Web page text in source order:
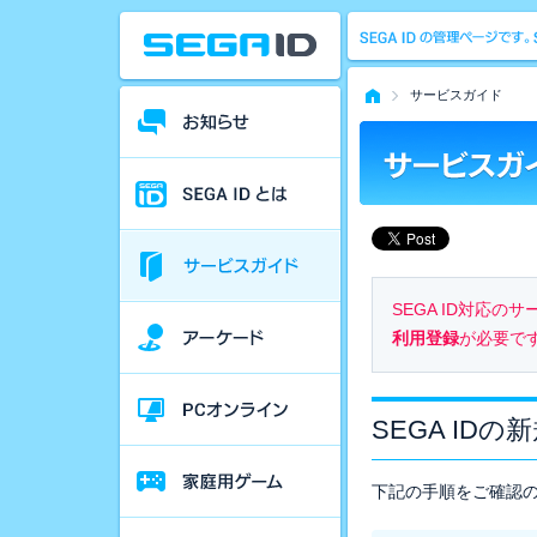
サービスガイド
SEGA ID対応のサ
利用登録が必要で
SEGA IDの
下記の手順をご確認